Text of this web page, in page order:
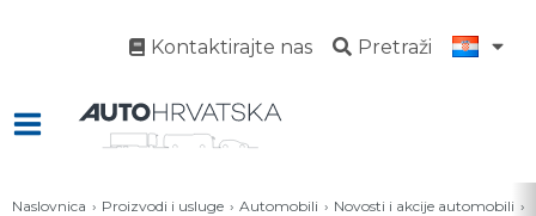
Kontaktirajte nas Pretraži
Naslovnica Proizvodi i usluge Automobili Novosti i akcije automobili